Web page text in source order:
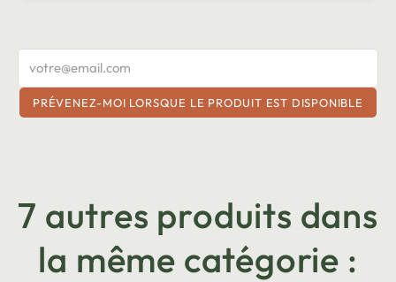
PRÉVENEZ-MOI LORSQUE LE PRODUIT EST DISPONIBLE
7 autres produits dans
la même catégorie :